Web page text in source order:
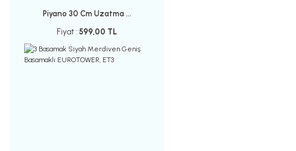
Piyano 30 Cm Uzatma ...
Fiyat : 599,00 TL